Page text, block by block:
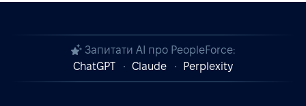
Запитати AI про PeopleForce:
ChatGPT
Claude Perplexity